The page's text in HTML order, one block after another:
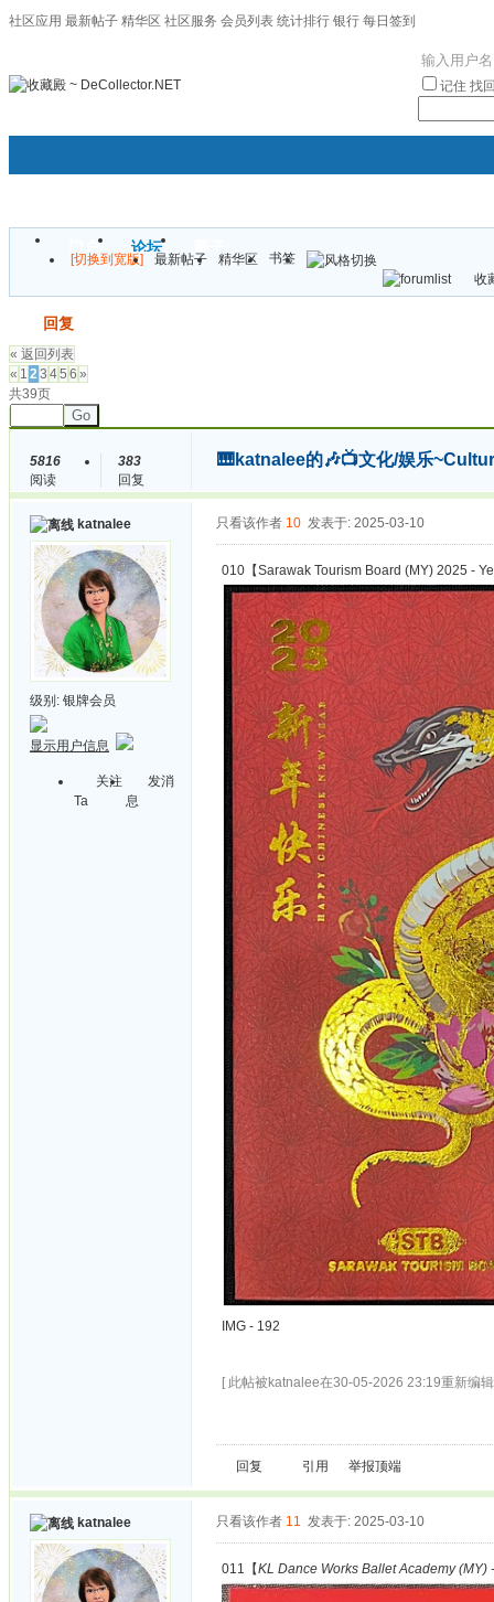
社区应用 最新帖子 精华区 社区服务 会员列表 统计排行 银行 每日签到
记住 找
门户 论坛
[切换到宽版] 最新帖子 精华区
书签
收
回复
« 返回列表
« 1 23 45 6 »
共39页
Go
5816
阅读
383
回复
🎹katnalee的🎶📺文化/娱乐
katnalee
级别: 银牌会员
显示用户信息
关注
Ta
发消
息
只看该作者 10 发表于: 2025-03-10
010【Sarawak Tourism Board (MY) 2025 -
IMG - 192
[ 此帖被katnalee在30-05-2026 23:19重新编
回复 引用 举报顶端
katnalee 只看该作者 11 发表于: 2025-03-10
011【KL Dance Works Ballet Academy (MY)